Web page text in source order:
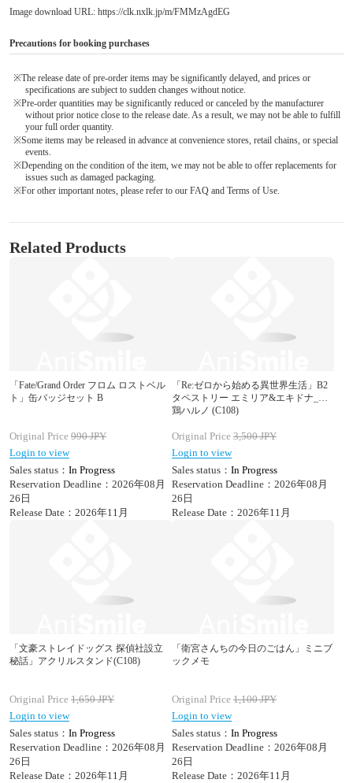
Image download URL: https://clk.nxlk.jp/m/FMMzAgdEG
Precautions for booking purchases
※The release date of pre-order items may be significantly delayed, and prices or
specifications are subject to sudden changes without notice.
※Pre-order quantities may be significantly reduced or canceled by the manufacturer
without prior notice close to the release date. As a result, we may not be able to fulfill
your full order quantity.
※Some items may be released in advance at convenience stores, retail chains, or special
events.
※Depending on the condition of the item, we may not be able to offer replacements for
issues such as damaged packaging.
※For other important notes, please refer to our FAQ and Terms of Use.
Related Products
「Fate/Grand Order フロム ロストベル
ト」缶バッジセット B
Original Price 990JPY
Login to view
Sales status： In Progress
Reservation Deadline：2026年08月
26日
Release Date：2026年11月
「Re:ゼロから始める異世界生活」B2
タペストリー エミリア&エキドナ_花
鶏ハルノ (C108)
Original Price 3,500JPY
Login to view
Sales status： In Progress
Reservation Deadline：2026年08月
26日
Release Date：2026年11月
「文豪ストレイドッグス 探偵社設立
秘話」アクリルスタンド(C108)
Original Price 1,650JPY
Login to view
Sales status： In Progress
Reservation Deadline：2026年08月
26日
Release Date：2026年11月
「衛宮さんちの今日のごはん」ミニブ
ックメモ
Original Price 1,100JPY
Login to view
Sales status： In Progress
Reservation Deadline：2026年08月
26日
Release Date：2026年11月